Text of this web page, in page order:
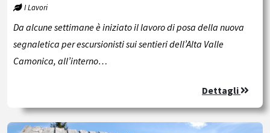
I Lavori
Da alcune settimane è iniziato il lavoro di posa della nuova
segnaletica per escursionisti sui sentieri dell’Alta Valle
Camonica, all’interno…
Dettagli